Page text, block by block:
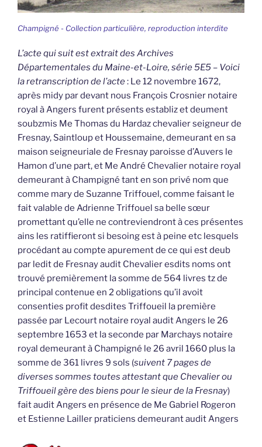
Champigné - Collection particulière, reproduction interdite
L’acte qui suit est extrait des Archives
Départementales du Maine-et-Loire, série 5E5 – Voici
la retranscription de l’acte: Le 12 novembre 1672,
après midy par devant nous François Crosnier notaire
royal à Angers furent présents establiz et deument
soubzmis Me Thomas du Hardaz chevalier seigneur de
Fresnay, Saintloup et Houssemaine, demeurant en sa
maison seigneuriale de Fresnay paroisse d’Auvers le
Hamon d’une part, et Me André Chevalier notaire royal
demeurant à Champigné tant en son privé nom que
comme mary de Suzanne Triffouel, comme faisant le
fait valable de Adrienne Triffouel sa belle sœur
promettant qu’elle ne contreviendront à ces présentes
ains les ratiffieront si besoing est à peine etc lesquels
procédant au compte apurement de ce qui est deub
par ledit de Fresnay audit Chevalier esdits noms ont
trouvé premièrement la somme de 564 livres tz de
principal contenue en 2 obligations qu’il avoit
consenties profit desdites Triffoueil la première
passée par Lecourt notaire royal audit Angers le 26
septembre 1653 et la seconde par Marchays notaire
royal demeurant à Champigné le 26 avril 1660 plus la
somme de 361 livres 9 sols (suivent 7 pages de
diverses sommes toutes attestant que Chevalier ou
Triffoueil gère des biens pour le sieur de la Fresnay)
fait audit Angers en présence de Me Gabriel Rogeron
et Estienne Lailler praticiens demeurant audit Angers